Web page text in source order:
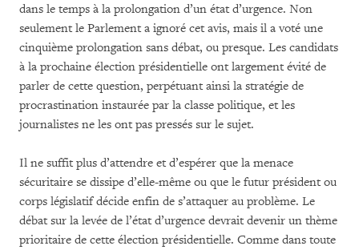
dans le temps à la prolongation d’un état d’urgence. Non
seulement le Parlement a ignoré cet avis, mais il a voté une
cinquième prolongation sans débat, ou presque. Les candidats
à la prochaine élection présidentielle ont largement évité de
parler de cette question, perpétuant ainsi la stratégie de
procrastination instaurée par la classe politique, et les
journalistes ne les ont pas pressés sur le sujet.
Il ne suffit plus d’attendre et d’espérer que la menace
sécuritaire se dissipe d’elle-même ou que le futur président ou
corps législatif décide enfin de s’attaquer au problème. Le
débat sur la levée de l’état d’urgence devrait devenir un thème
prioritaire de cette élection présidentielle. Comme dans toute